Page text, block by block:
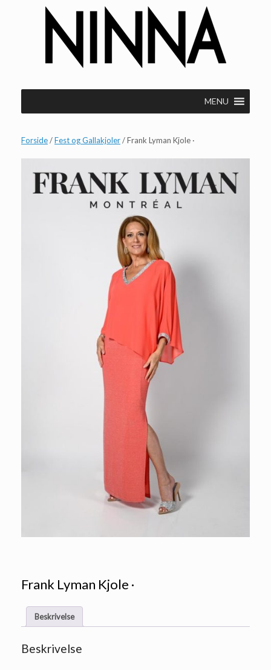
MENU
Forside/Fest og Gallakjoler/ Frank Lyman Kjole ·
Frank Lyman Kjole ·
Beskrivelse
Beskrivelse